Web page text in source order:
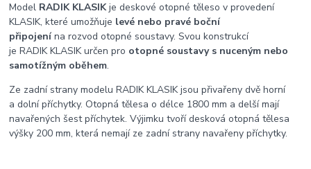
Model RADIK KLASIKje deskové otopné těleso v provedení
KLASIK, které umožňuje levé nebo pravé boční
připojenína rozvod otopné soustavy. Svou konstrukcí
je RADIK KLASIK určen pro otopné soustavy s nuceným nebo
samotížným oběhem.
Ze zadní strany modelu RADIK KLASIK jsou přivařeny dvě horní
a dolní příchytky. Otopná tělesa o délce 1800 mm a delší mají
navařených šest příchytek. Výjimku tvoří desková otopná tělesa
výšky 200 mm, která nemají ze zadní strany navařeny příchytky.